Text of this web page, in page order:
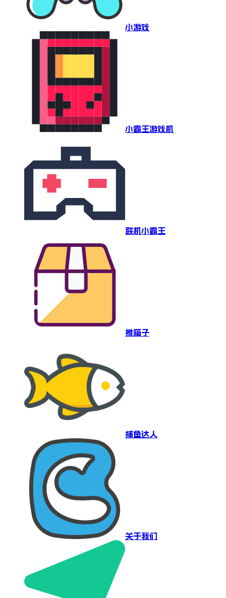
小游戏
小霸王游戏机
联机小霸王
推箱子
捕鱼达人
关于我们